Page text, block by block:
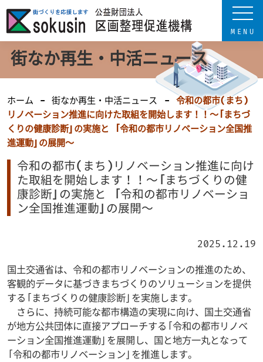
街なか再生・中活ニュース
ホーム 街なか再生・中活ニュース
令和の都市(まち)
リノベーション推進に向けた取組を開始します！！～「まちづ
くりの健康診断」の実施と 「令和の都市リノベーション全国推
進運動」の展開～
令和の都市(まち)リノベーション推進に向け
た取組を開始します！！～「まちづくりの健
康診断」の実施と 「令和の都市リノベーショ
ン全国推進運動」の展開～
2025.12.19
国土交通省は、令和の都市リノベーションの推進のため、
客観的データに基づきまちづくりのソリューションを提供
する「まちづくりの健康診断」を実施します。
さらに、持続可能な都市構造の実現に向け、国土交通省
が地方公共団体に直接アプローチする「令和の都市リノベ
ーション全国推進運動」を展開し、国と地方一丸となって
「令和の都市リノベーション」を推進します。